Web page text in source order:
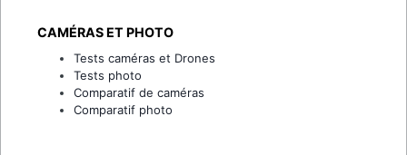
CAMÉRAS ET PHOTO
Tests caméras et Drones
Tests photo
Comparatif de caméras
Comparatif photo